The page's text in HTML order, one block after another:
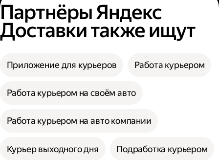
Партнёры Яндекс
Доставки также ищут
Приложение для курьеров Работа курьером
Работа курьером на своём авто
Работа курьером на авто компании
Курьер выходного дня Подработка курьером